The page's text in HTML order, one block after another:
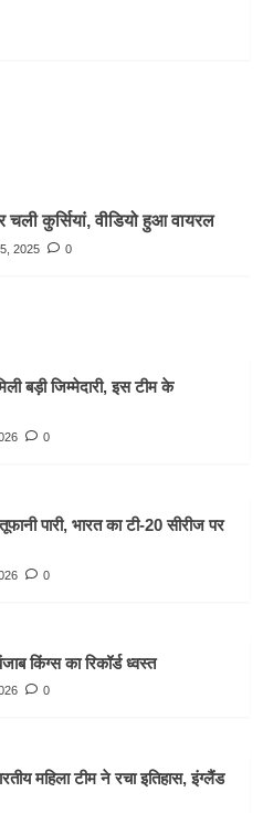
कुर्सियां, वीडियो हुआ वायरल
2025 0
बड़ी जिम्मेदारी, इस टीम के
0
पारी, भारत का टी-20 सीरीज पर
0
किंग्स का रिकॉर्ड ध्वस्त
0
महिला टीम ने रचा इतिहास, इंग्लैंड